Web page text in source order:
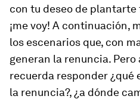
con tu deseo de
¡me voy! A continuación,
los escenarios que, con
generan la renuncia. Pero
recuerda responder ¿qué
la renuncia?, ¿a dónde